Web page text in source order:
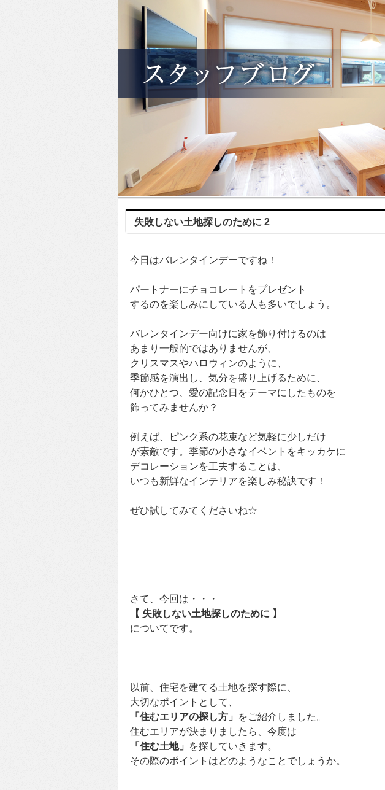
失敗しない土地探しのために 2
今日はバレンタインデーですね！
パートナーにチョコレートをプレゼント
するのを楽しみにしている人も多いでしょう。
バレンタインデー向けに家を飾り付けるのは
あまり一般的ではありませんが、
クリスマスやハロウィンのように、
季節感を演出し、気分を盛り上げるために、
何かひとつ、愛の記念日をテーマにしたものを
飾ってみませんか？
例えば、ピンク系の花束など気軽に少しだけ
が素敵です。季節の小さなイベントをキッカケに
デコレーションを工夫することは、
いつも新鮮なインテリアを楽しみ秘訣です！
ぜひ試してみてくださいね☆
さて、今回は・・・
【 失敗しない土地探しのために 】
についてです。
以前、住宅を建てる土地を探す際に、
大切なポイントとして、
「住むエリアの探し方」
をご紹介しました。
住むエリアが決まりましたら、今度は
「住む土地」
を探していきます。
その際のポイントはどのようなことでしょうか。